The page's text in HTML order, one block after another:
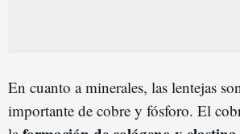
En cuanto a minerales, las lentejas
importante de cobre y fósforo. El